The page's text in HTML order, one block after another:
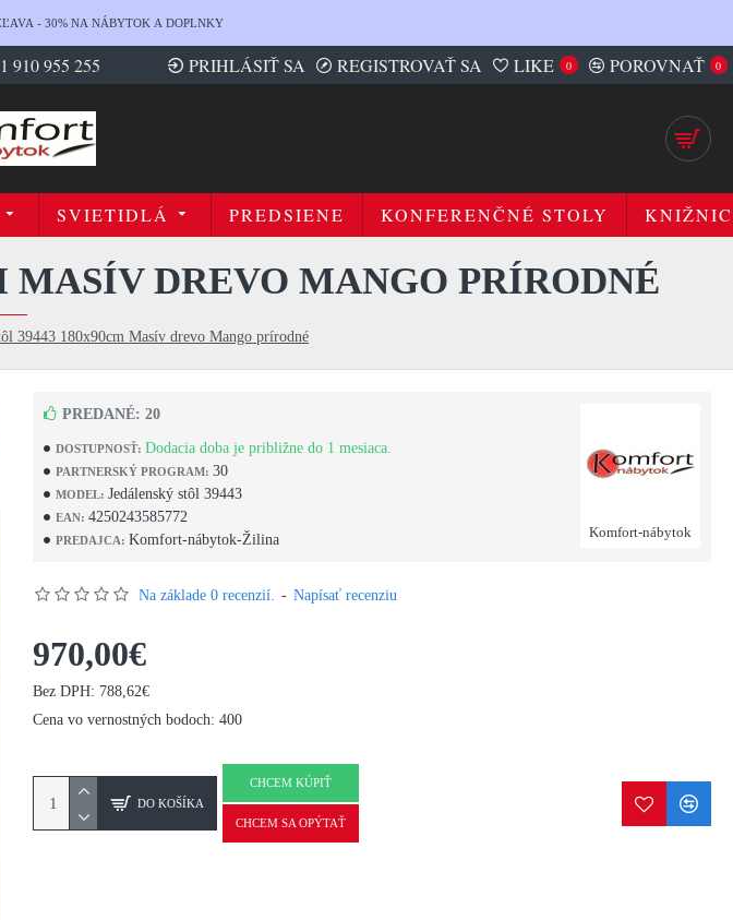
- 30% NA NÁBYTOK A DOPLNKY
910 955 255 PRIHLÁSIŤ SA REGISTROVAŤ SA LIKE 0 POROVNAŤ 0
SVIETIDLÁ PREDSIENE KONFERENČNÉ STOLY
39443 180x90cm Masív drevo Mango prírodné
MASÍV DREVO MANGO PRÍRODNÉ
DOSTUPNOSŤ: Dodacia doba je približne do 1 mesiaca.
PARTNERSKÝ PROGRAM: 30
MODEL: Jedálenský stôl 39443
EAN: 4250243585772
PREDAJCA: Komfort-nábytok-Žilina Komfort-nábytok
PREDANÉ: 20
Na základe 0 recenzií. - Napísať recenziu
970,00€
Bez DPH: 788,62€
Cena vo vernostných bodoch: 400
DO KOŠÍKA
CHCEM KÚPIŤ
CHCEM SA OPÝTAŤ